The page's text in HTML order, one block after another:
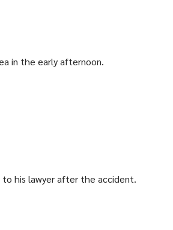
in the early afternoon.
to his lawyer after the accident.